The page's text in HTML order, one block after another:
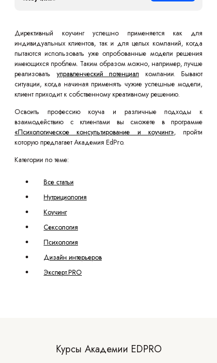
Директивный коучинг успешно применяется как для
индивидуальных клиентов, так и для целых компаний, когда
пытаются использовать уже опробованные модели решения
имеющихся проблем. Таким образом можно, например, лучше
реализовать управленческий потенциал компании. Бывают
ситуации, когда начиная применять чужие успешные модели,
клиент приходит к собственному креативному решению.
Освоить профессию коуча и различные подходы к
взаимодействию с клиентами вы сможете в программе
«Психологическое консультирование и коучинг», пройти
которую предлагает Академия EdPro.
Категории по теме:
Все статьи
Нутрициология
Коучинг
Сексология
Психология
Дизайн интерьеров
Эксперт.PRO
Курсы Академии EDPRO